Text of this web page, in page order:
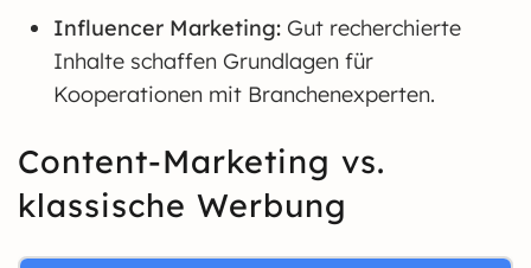
Influencer Marketing: Gut recherchierte
Inhalte schaffen Grundlagen für
Kooperationen mit Branchenexperten.
Content-Marketing vs.
klassische Werbung